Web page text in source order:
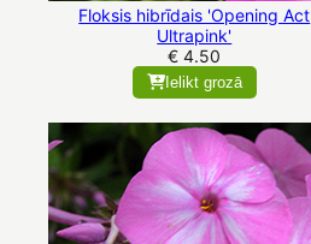
Floksis hibrīdais 'Opening Act
Ultrapink'
€ 4.50
Ielikt grozā